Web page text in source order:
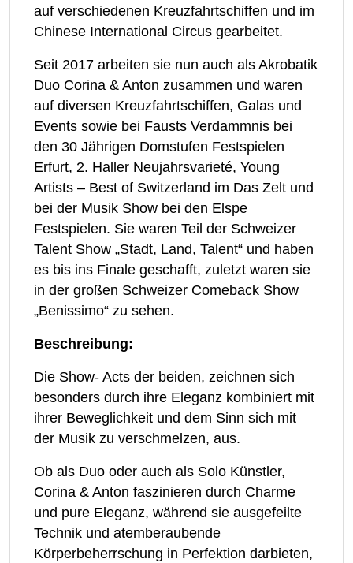
auf verschiedenen Kreuzfahrtschiffen und im
Chinese International Circus gearbeitet.
Seit 2017 arbeiten sie nun auch als Akrobatik
Duo Corina & Anton zusammen und waren
auf diversen Kreuzfahrtschiffen, Galas und
Events sowie bei Fausts Verdammnis bei
den 30 Jährigen Domstufen Festspielen
Erfurt, 2. Haller Neujahrsvarieté, Young
Artists – Best of Switzerland im Das Zelt und
bei der Musik Show bei den Elspe
Festspielen. Sie waren Teil der Schweizer
Talent Show „Stadt, Land, Talent“ und haben
es bis ins Finale geschafft, zuletzt waren sie
in der großen Schweizer Comeback Show
„Benissimo“ zu sehen.
Beschreibung:
Die Show- Acts der beiden, zeichnen sich
besonders durch ihre Eleganz kombiniert mit
ihrer Beweglichkeit und dem Sinn sich mit
der Musik zu verschmelzen, aus.
Ob als Duo oder auch als Solo Künstler,
Corina & Anton faszinieren durch Charme
und pure Eleganz, während sie ausgefeilte
Technik und atemberaubende
Körperbeherrschung in Perfektion darbieten,